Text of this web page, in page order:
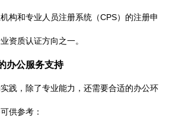
构和专业人员注册系统（CPS）的注册申
资质认证方向之一。
办公服务支持
践，除了专业能力，还需要合适的办公环
供参考：